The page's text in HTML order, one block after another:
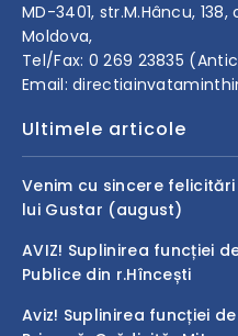
MD-3401, str.M.Hâncu,
Moldova,
Tel/Fax: 0 269 23835
Email:
Ultimele articole
Venim cu sincere
lui Gustar (august)
AVIZ! Suplinirea funcției
Publice din r.Hîncești
Aviz! Suplinirea funcției